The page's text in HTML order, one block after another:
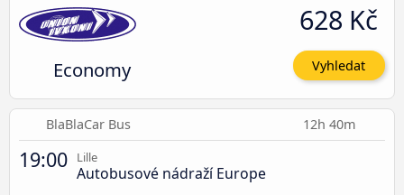
Economy
628 Kč
Vyhledat
BlaBlaCar Bus 12h 40m
19:00 Lille
Autobusové nádraží Europe